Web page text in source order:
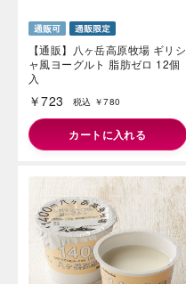
【通販】八ヶ岳高原牧場 ギリシ
ャ風ヨーグルト 脂肪ゼロ 12個
入
￥723 税込 ￥780
カートに入れる